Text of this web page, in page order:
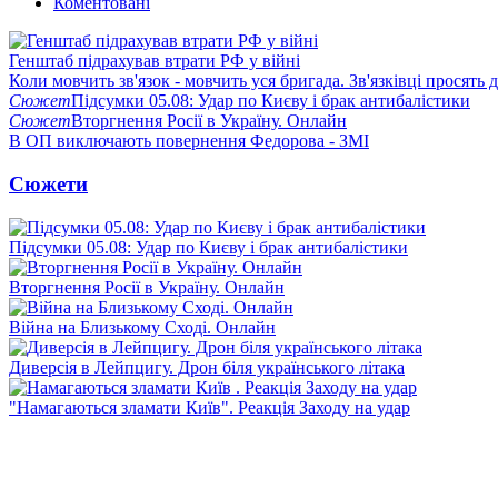
Генштаб підрахував втрати РФ у війні
Коли мовчить зв'язок - мовчить уся бригада. Зв'язківці просять
СюжетПідсумки 05.08: Удар по Києву і брак антибалістики
СюжетВторгнення Росії в Україну. Онлайн
В ОП виключають повернення Федорова - ЗМІ
Сюжети
Підсумки 05.08: Удар по Києву і брак антибалістики
Вторгнення Росії в Україну. Онлайн
Війна на Близькому Сході. Онлайн
Диверсія в Лейпцигу. Дрон біля українського літака
"Намагаються зламати Київ". Реакція Заходу на удар